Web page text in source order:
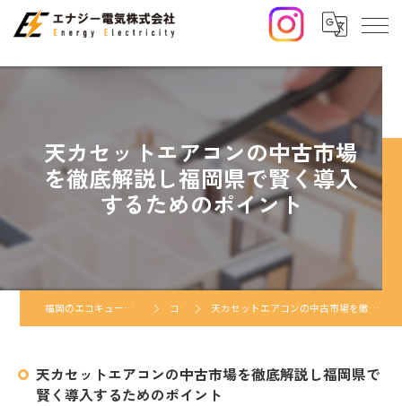
天カセットエアコンの中古市場
を徹底解説し福岡県で賢く導入
するためのポイント
福岡のエコキュートならエナジー電気株式会社 コラム 天カセットエアコンの中古市場を徹底解説し福岡県で賢く導入するためのポイント
天カセットエアコンの中古市場を徹底解説し福岡県で
賢く導入するためのポイント